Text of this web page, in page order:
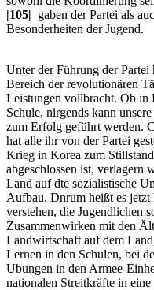
|105| gaben der Partei als
Besonderheiten der Jugend.
Unter der Führung der Partei
Bereich der revolutionären
Leistungen vollbracht. Ob in
Schule, nirgends kann
zum Erfolg geführt werden.
hat alle ihr von der Partei
Krieg in Korea zum
abgeschlossen ist, verlagern
Land auf dte sozialistische
Aufbau. Dnrum heißt es jetzt
verstehen, die Jugendlichen
Zusammenwirken mit den
Landwirtschaft auf dem
Lernen in den Schulen, bei
Ubungen in den Armee-
nationalen Streitkräfte in